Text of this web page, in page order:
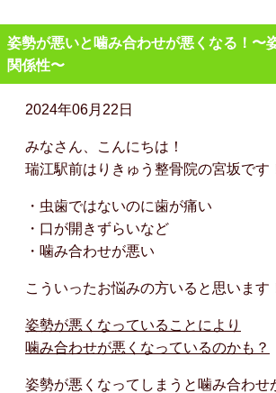
姿勢が悪いと噛み合わせが悪くなる！〜
関係性〜
2024年06月22日
みなさん、こんにちは！
瑞江駅前はりきゅう整骨院の宮坂です
・虫歯ではないのに歯が痛い
・口が開きずらいなど
・噛み合わせが悪い
こういったお悩みの方いると思います
姿勢が悪くなっていることにより
噛み合わせが悪くなっているのかも？
姿勢が悪くなってしまうと噛み合わせ